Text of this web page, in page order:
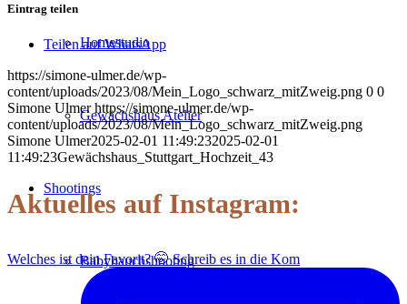
Homestudio
Gewächshaus Atelier
Shootings
Babybauchshooting
Eintrag teilen
Teilen auf WhatsApp
https://simone-ulmer.de/wp-
content/uploads/2023/08/Mein_Logo_schwarz_mitZweig.png 0 0
Simone Ulmer https://simone-ulmer.de/wp-
content/uploads/2023/08/Mein_Logo_schwarz_mitZweig.png
Simone Ulmer2025-02-01 11:49:232025-02-01
11:49:23Gewächshaus_Stuttgart_Hochzeit_43
Aktuelles auf Instagram:
Welches ist dein Favorit? 🤭 Schreib es in die Kom